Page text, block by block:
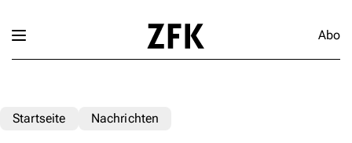
Abo
Startseite Nachrichten